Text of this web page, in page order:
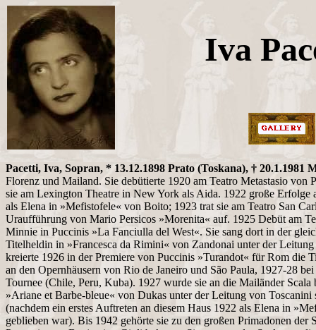
Iva
Pacetti, Iva, Sopran, * 13.12.1898 Prato (Toskana), † 20.1.1981
Florenz und Mailand. Sie debütierte 1920 am Teatro Metastasio von
sie am Lexington Theatre in New York als Aida. 1922 große Erfolge
als Elena in »Mefistofele« von Boito; 1923 trat sie am Teatro San
Uraufführung von Mario Persicos »Morenita« auf. 1925 Debüt am
Minnie in Puccinis »La Fanciulla del West«. Sie sang dort in der
Titelheldin in »Francesca da Rimini« von Zandonai unter der
kreierte 1926 in der Premiere von Puccinis »Turandot« für Rom die
an den Opernhäusern von Rio de Janeiro und São Paula, 1927-28
Tournee (Chile, Peru, Kuba). 1927 wurde sie an die Mailänder
»Ariane et Barbe-bleue« von Dukas unter der Leitung von Toscanini
(nachdem ein erstes Auftreten an diesem Haus 1922 als Elena in
geblieben war). Bis 1942 gehörte sie zu den großen Primadonen der